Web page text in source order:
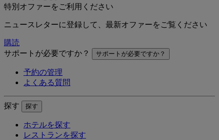
特別オファーをご利用ください
ニュースレターに登録して、最新オファーをご覧ください
購読
サポートが必要ですか？
サポートが必要ですか？
予約の管理
よくある質問
探す 探す
ホテルを探す
レストランを探す